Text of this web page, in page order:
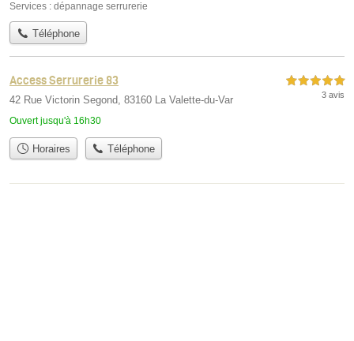
Services : dépannage serrurerie
Téléphone
Access Serrurerie 83
42 Rue Victorin Segond, 83160 La Valette-du-Var
Ouvert jusqu'à 16h30
5,0 étoiles sur 5
3 avis
Horaires Téléphone